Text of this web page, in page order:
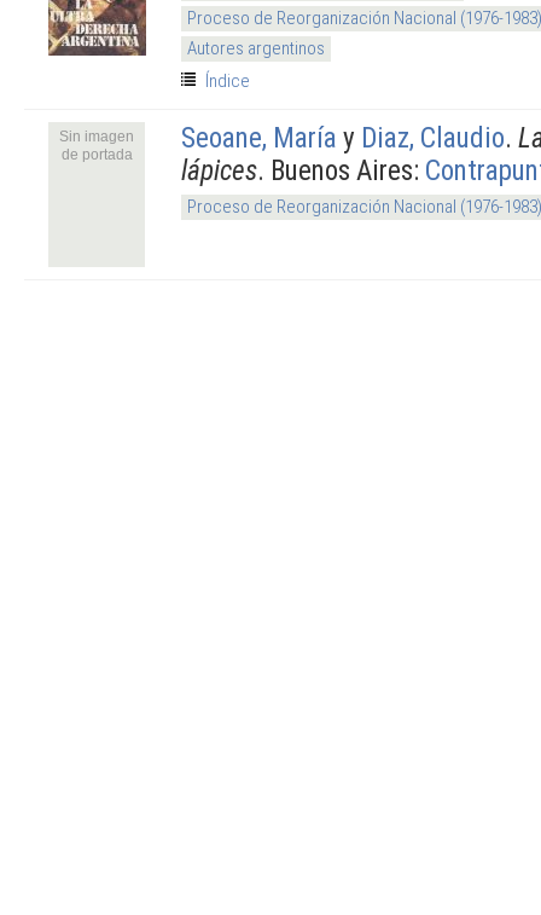
Proceso de Reorganización Nacional (1976-1983)
Autores argentinos
Índice
Sin imagen
de portada
Seoane, María y Diaz, Claudio.
lápices. Buenos Aires:
Proceso de Reorganización Nacional (1976-1983)